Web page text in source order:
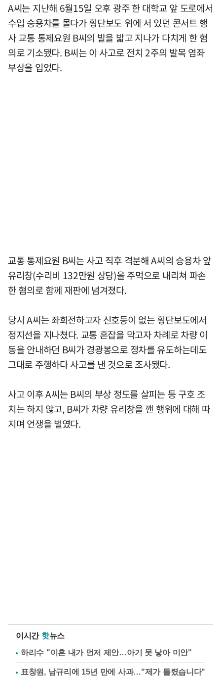
A씨는 지난해 6월15일 오후 광주 한 대학교 앞 도로에서
수입 승용차를 몰다가 횡단보도 위에 서 있던 콘서트 행
사 교통 통제요원 B씨의 발을 밟고 지나가 다치게 한 혐
의로 기소됐다. B씨는 이 사고로 전치 2주의 발목 염좌
부상을 입었다.
교통 통제요원 B씨는 사고 직후 격분해 A씨의 승용차 앞
유리창(수리비 132만원 상당)을 주먹으로 내리쳐 파손
한 혐의로 함께 재판에 넘겨졌다.
당시 A씨는 좌회전하고자 신호등이 없는 횡단보도에서
정지선을 지나쳤다. 교통 혼잡을 막고자 차례로 차량 이
동을 안내하던 B씨가 경광봉으로 정차를 유도하는데도
그대로 주행하다 사고를 낸 것으로 조사됐다.
사고 이후 A씨는 B씨의 부상 정도를 살피는 등 구호 조
치는 하지 않고, B씨가 차량 유리창을 깬 행위에 대해 따
지며 언쟁을 벌였다.
이시간 핫뉴스
하리수 "이혼 내가 먼저 제안…아기 못 낳아 미안"
표창원, 남규리에 15년 만에 사과…"제가 틀렸습니다"